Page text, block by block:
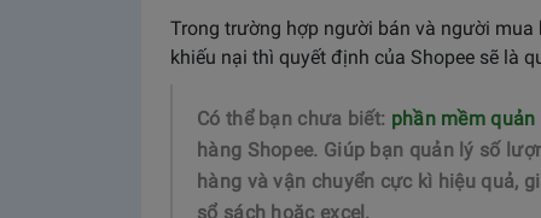
Trong trường hợp người bán và người
khiếu nại thì quyết định của Shopee sẽ là
Có thể bạn chưa biết: phần mềm
hàng Shopee. Giúp bạn quản lý số
hàng và vận chuyển cực kì hiệu quả,
sổ sách hoặc excel.